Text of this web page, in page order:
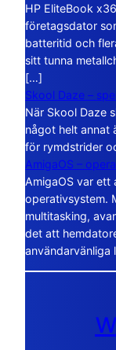
HP EliteBook
företagsdator
batteritid och
sitt tunna
[…]
Skool Daze –
När Skool Daze
något helt annat
för rymdstrider
AmigaOS –
AmigaOS var
operativsystem.
multitasking,
det att